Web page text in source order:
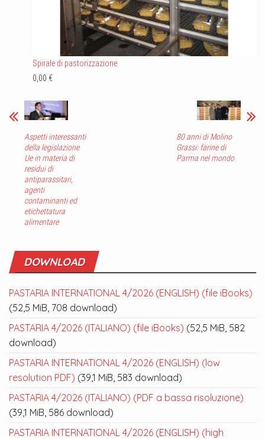
Spirale di pastorizzazione
0,00 €
Aspetti interessanti
della legislazione
Ue in materia di
residui di
antiparassitari,
agenti
contaminanti ed
etichettatura
alimentare
80 anni di Molino
Grassi: farine di
Parma nel mondo
DOWNLOAD
PASTARIA INTERNATIONAL 4/2026 (ENGLISH) (file iBooks)
(52,5 MiB, 708 download)
PASTARIA 4/2026 (ITALIANO) (file iBooks) (52,5 MiB, 582
download)
PASTARIA INTERNATIONAL 4/2026 (ENGLISH) (low
resolution PDF) (39,1 MiB, 583 download)
PASTARIA 4/2026 (ITALIANO) (PDF a bassa risoluzione)
(39,1 MiB, 586 download)
PASTARIA INTERNATIONAL 4/2026 (ENGLISH) (high